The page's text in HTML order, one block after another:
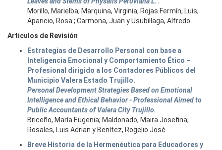
Morillo, Marielba; Marquina, Virginia; Rojas Fermín, Luis;
Aparicio, Rosa ; Carmona, Juan y Usubillaga, Alfredo
Artículos de Revisión
Estrategias de Desarrollo Personal con base a
Inteligencia Emocional y Comportamiento Ético –
Profesional dirigido a los Contadores Públicos del
Municipio Valera Estado Trujillo.
Personal Development Strategies Based on Emotional
Intelligence and Ethical Behavior - Professional Aimed to
Public Accountants of Valera City Trujillo.
Briceño, María Eugenia; Maldonado, Maira Josefina;
Rosales, Luis Adrian y Benítez, Rogelio José
Breve Historia de la Hermenéutica para Educadores y